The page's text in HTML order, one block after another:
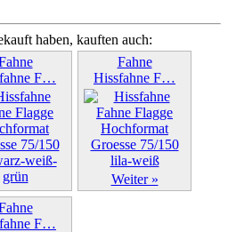
haben, kauften auch:
F…
»
Fahne
Hissfahne F…
Weiter »
F…